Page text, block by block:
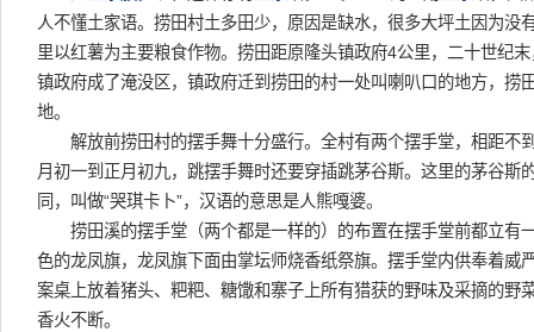
人不懂土家语。捞田村土多田少，原因是缺水，很多大坪土因为没
里以红薯为主要粮食作物。捞田距原隆头镇政府4公里，二十世纪
镇政府成了淹没区，镇政府迁到捞田的村一处叫喇叭口的地方，捞
地。
解放前捞田村的摆手舞十分盛行。全村有两个摆手堂，相距不
月初一到正月初九，跳摆手舞时还要穿插跳茅谷斯。这里的茅谷斯
同，叫做“哭琪卡卜”，汉语的意思是人熊嘎婆。
捞田溪的摆手堂（两个都是一样的）的布置在摆手堂前都立有
色的龙凤旗，龙凤旗下面由掌坛师烧香纸祭旗。摆手堂内供奉着威
案桌上放着猪头、粑粑、糖馓和寨子上所有猎获的野味及采摘的野
香火不断。